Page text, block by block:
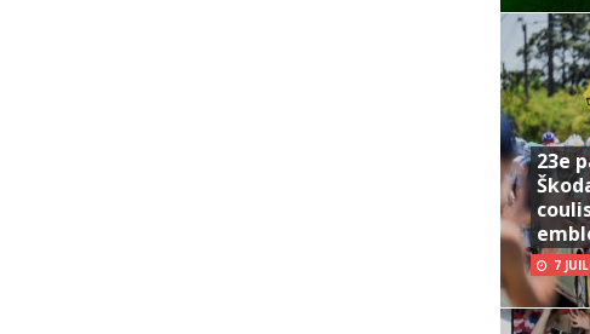
23e
7